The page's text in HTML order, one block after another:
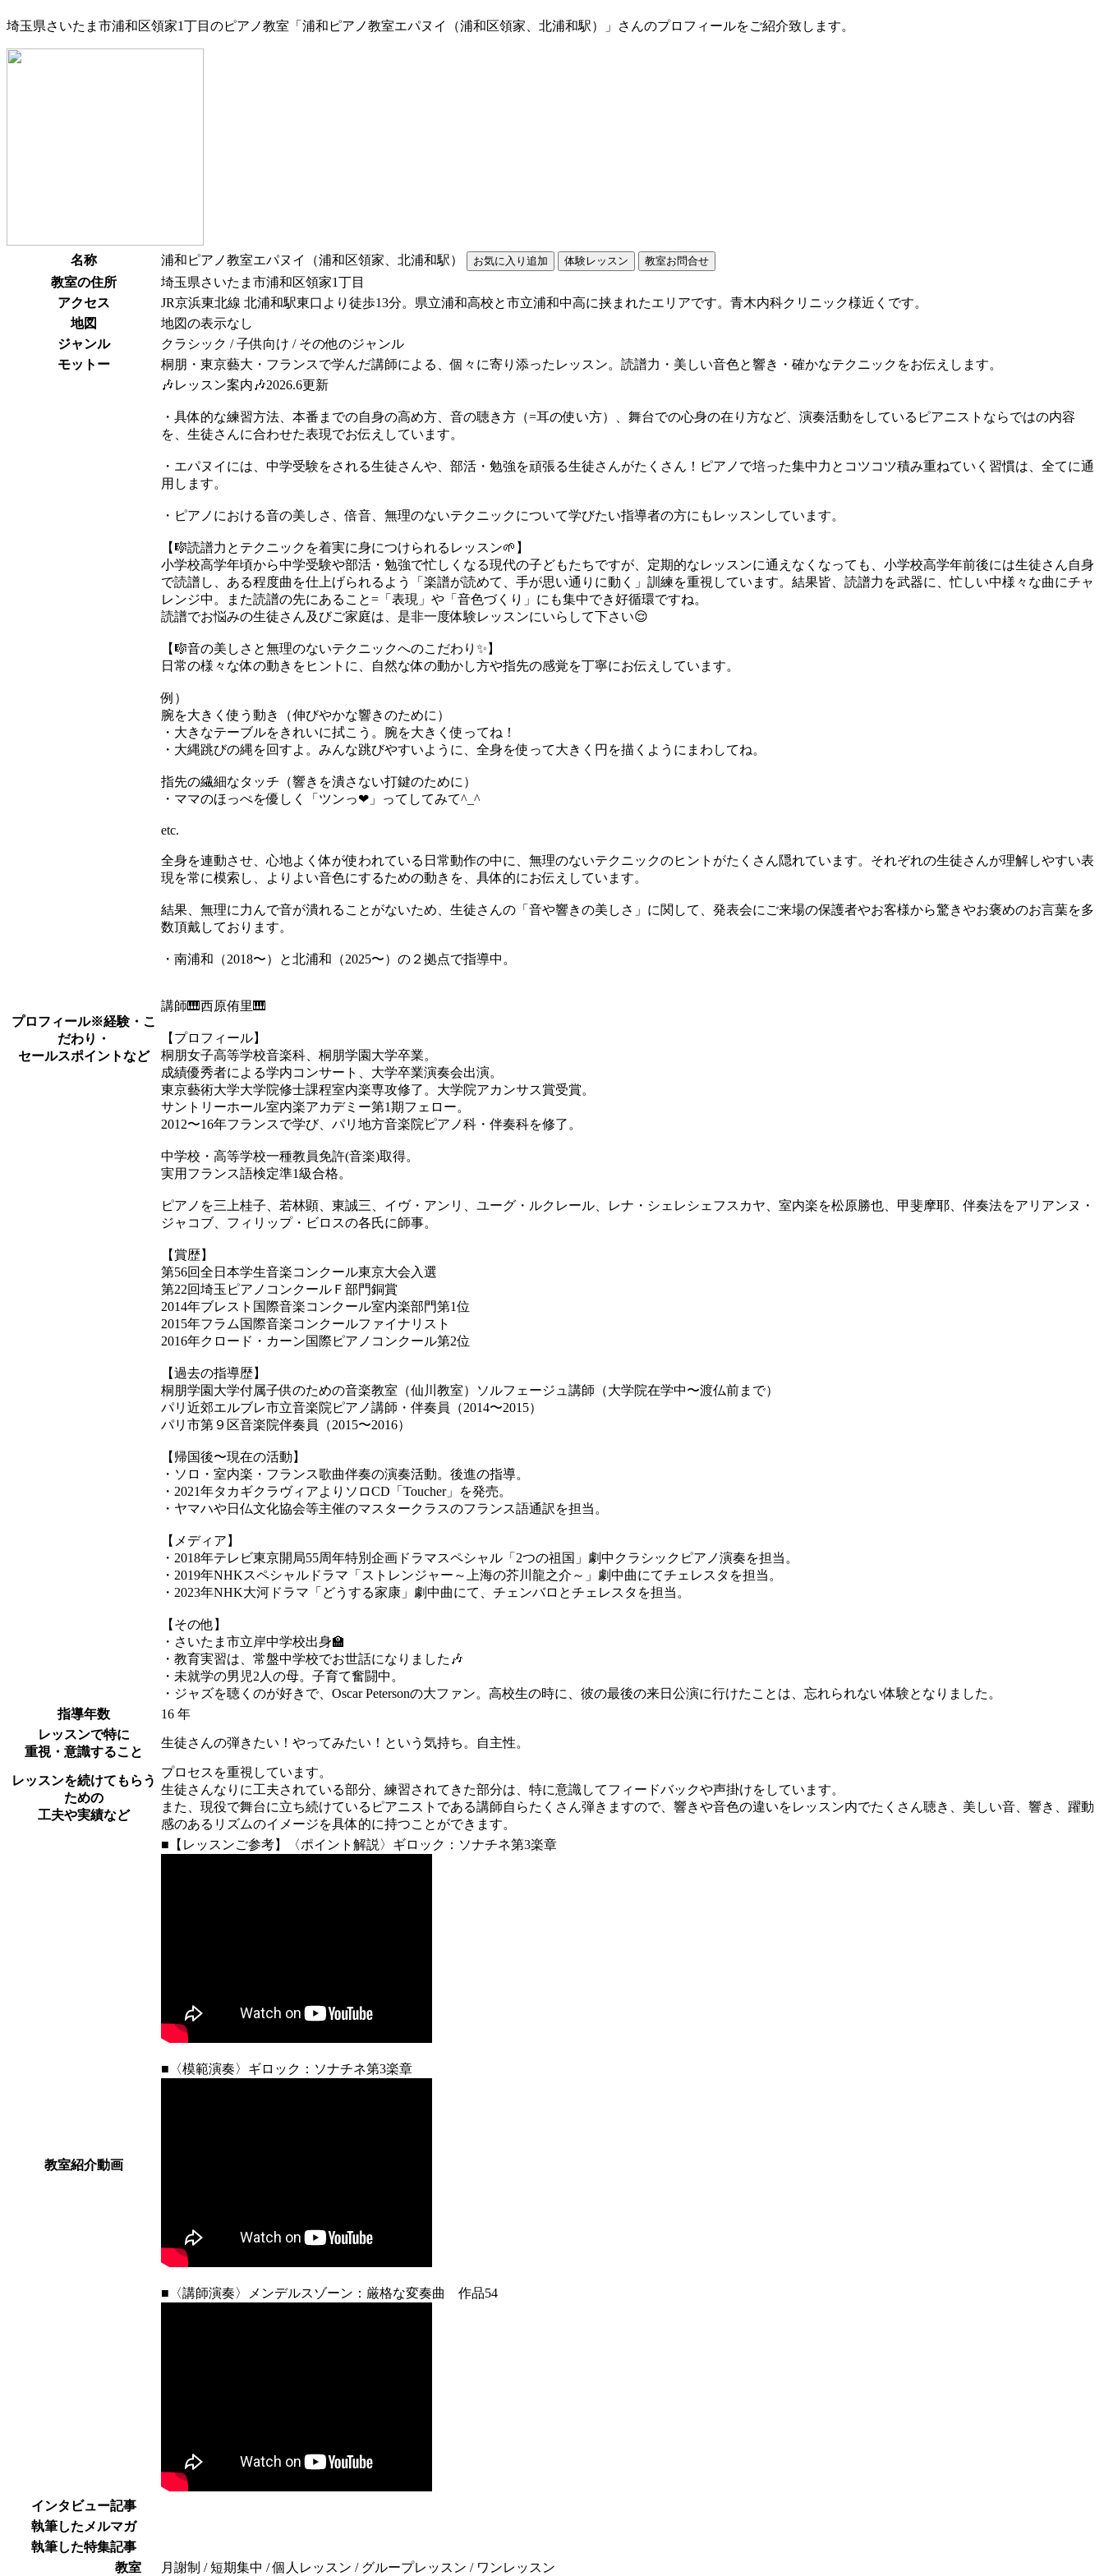
埼玉県さいたま市浦和区領家1丁目のピアノ教室「浦和ピアノ教室エパヌイ（浦和区領家、北浦和駅）」さんのプロフィールをご紹介致します。
名称
浦和ピアノ教室エパヌイ（浦和区領家、北浦和駅）
教室の住所
埼玉県さいたま市浦和区領家1丁目
アクセス
JR京浜東北線 北浦和駅東口より徒歩13分。県立浦和高校と市立浦和中高に挟まれたエリアです。青木内科クリニック様近くです。
地図
地図の表示なし
ジャンル
クラシック / 子供向け / その他のジャンル
モットー
桐朋・東京藝大・フランスで学んだ講師による、個々に寄り添ったレッスン。読譜力・美しい音色と響き・確かなテクニックをお伝えします。
プロフィール※経験・こ
だわり・
セールスポイントなど
🎶レッスン案内🎶2026.6更新
・具体的な練習方法、本番までの自身の高め方、音の聴き方（=耳の使い方）、舞台での心身の在り方など、演奏活動をしているピアニストならではの内容
を、生徒さんに合わせた表現でお伝えしています。
・エパヌイには、中学受験をされる生徒さんや、部活・勉強を頑張る生徒さんがたくさん！ピアノで培った集中力とコツコツ積み重ねていく習慣は、全てに通
用します。
・ピアノにおける音の美しさ、倍音、無理のないテクニックについて学びたい指導者の方にもレッスンしています。
【🎼読譜力とテクニックを着実に身につけられるレッスン🌱】
小学校高学年頃から中学受験や部活・勉強で忙しくなる現代の子どもたちですが、定期的なレッスンに通えなくなっても、小学校高学年前後には生徒さん自身
で読譜し、ある程度曲を仕上げられるよう「楽譜が読めて、手が思い通りに動く」訓練を重視しています。結果皆、読譜力を武器に、忙しい中様々な曲にチャ
レンジ中。また読譜の先にあること=「表現」や「音色づくり」にも集中でき好循環ですね。
読譜でお悩みの生徒さん及びご家庭は、是非一度体験レッスンにいらして下さい😌
【🎼音の美しさと無理のないテクニックへのこだわり✨️】
日常の様々な体の動きをヒントに、自然な体の動かし方や指先の感覚を丁寧にお伝えしています。
例）
腕を大きく使う動き（伸びやかな響きのために）
・大きなテーブルをきれいに拭こう。腕を大きく使ってね！
・大縄跳びの縄を回すよ。みんな跳びやすいように、全身を使って大きく円を描くようにまわしてね。
指先の繊細なタッチ（響きを潰さない打鍵のために）
・ママのほっぺを優しく「ツンっ❤」ってしてみて^_^
etc.
全身を連動させ、心地よく体が使われている日常動作の中に、無理のないテクニックのヒントがたくさん隠れています。それぞれの生徒さんが理解しやすい表
現を常に模索し、よりよい音色にするための動きを、具体的にお伝えしています。
結果、無理に力んで音が潰れることがないため、生徒さんの「音や響きの美しさ」に関して、発表会にご来場の保護者やお客様から驚きやお褒めのお言葉を多
数頂戴しております。
・南浦和（2018〜）と北浦和（2025〜）の２拠点で指導中。
講師🎹西原侑里🎹
【プロフィール】
桐朋女子高等学校音楽科、桐朋学園大学卒業。
成績優秀者による学内コンサート、大学卒業演奏会出演。
東京藝術大学大学院修士課程室内楽専攻修了。大学院アカンサス賞受賞。
サントリーホール室内楽アカデミー第1期フェロー。
2012〜16年フランスで学び、パリ地方音楽院ピアノ科・伴奏科を修了。
中学校・高等学校一種教員免許(音楽)取得。
実用フランス語検定準1級合格。
ピアノを三上桂子、若林顕、東誠三、イヴ・アンリ、ユーグ・ルクレール、レナ・シェレシェフスカヤ、室内楽を松原勝也、甲斐摩耶、伴奏法をアリアンヌ・
ジャコブ、フィリップ・ビロスの各氏に師事。
【賞歴】
第56回全日本学生音楽コンクール東京大会入選
第22回埼玉ピアノコンクールＦ部門銅賞
2014年ブレスト国際音楽コンクール室内楽部門第1位
2015年フラム国際音楽コンクールファイナリスト
2016年クロード・カーン国際ピアノコンクール第2位
【過去の指導歴】
桐朋学園大学付属子供のための音楽教室（仙川教室）ソルフェージュ講師（大学院在学中〜渡仏前まで）
パリ近郊エルブレ市立音楽院ピアノ講師・伴奏員（2014〜2015）
パリ市第９区音楽院伴奏員（2015〜2016）
【帰国後〜現在の活動】
・ソロ・室内楽・フランス歌曲伴奏の演奏活動。後進の指導。
・2021年タカギクラヴィアよりソロCD「Toucher」を発売。
・ヤマハや日仏文化協会等主催のマスタークラスのフランス語通訳を担当。
【メディア】
・2018年テレビ東京開局55周年特別企画ドラマスペシャル「2つの祖国」劇中クラシックピアノ演奏を担当。
・2019年NHKスペシャルドラマ「ストレンジャー～上海の芥川龍之介～」劇中曲にてチェレスタを担当。
・2023年NHK大河ドラマ「どうする家康」劇中曲にて、チェンバロとチェレスタを担当。
【その他】
・さいたま市立岸中学校出身🏫
・教育実習は、常盤中学校でお世話になりました🎶
・未就学の男児2人の母。子育て奮闘中。
・ジャズを聴くのが好きで、Oscar Petersonの大ファン。高校生の時に、彼の最後の来日公演に行けたことは、忘れられない体験となりました。
指導年数
16 年
レッスンで特に
重視・意識すること
生徒さんの弾きたい！やってみたい！という気持ち。自主性。
レッスンを続けてもらう
ための
工夫や実績など
プロセスを重視しています。
生徒さんなりに工夫されている部分、練習されてきた部分は、特に意識してフィードバックや声掛けをしています。
また、現役で舞台に立ち続けているピアニストである講師自らたくさん弾きますので、響きや音色の違いをレッスン内でたくさん聴き、美しい音、響き、躍動
感のあるリズムのイメージを具体的に持つことができます。
教室紹介動画
■【レッスンご参考】〈ポイント解説〉ギロック：ソナチネ第3楽章
■〈模範演奏〉ギロック：ソナチネ第3楽章
■〈講師演奏〉メンデルスゾーン：厳格な変奏曲 作品54
インタビュー記事
執筆したメルマガ
執筆した特集記事
教室
月謝制 / 短期集中 / 個人レッスン / グループレッスン / ワンレッスン